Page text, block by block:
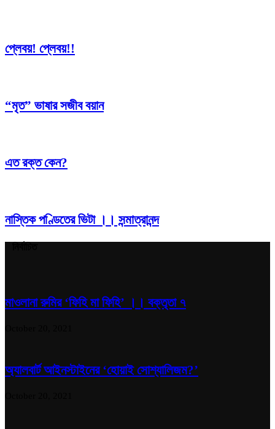
প্লেবয়! প্লেবয়!!
“মৃত” ভাষার সজীব বয়ান
এত রক্ত কেন?
নাস্তিক পণ্ডিতের ভিটা ।। সন্মাত্রানন্দ
মাওলানা রুমির ‘ফিহি মা ফিহি’ ।। বক্তৃতা ৭
অ্যালবার্ট আইনস্টাইনের ‘হোয়াই সোশ্যালিজম?’